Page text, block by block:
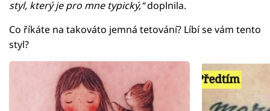
styl, který je pro mne typický,“doplnila.
Co říkáte na takováto jemná tetování? Líbí se vám tento
styl?